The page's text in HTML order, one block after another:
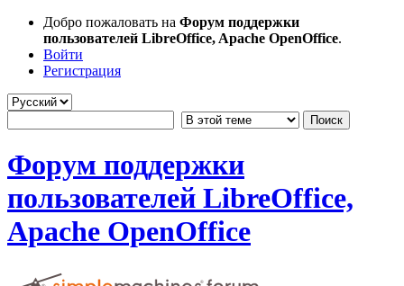
Добро пожаловать на Форум поддержки
пользователей LibreOffice, Apache OpenOffice.
Войти
Регистрация
Форум поддержки
пользователей LibreOffice,
Apache OpenOffice